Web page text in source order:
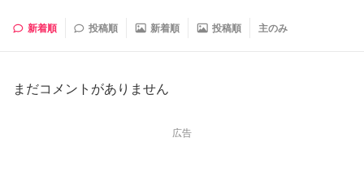
新着順 投稿順 新着順 投稿順 主のみ
まだコメントがありません
広告